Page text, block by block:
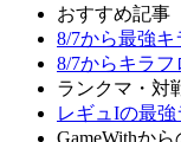
おすすめ記事
8/7から最強キ
8/7からキラフ
ランクマ・対
レギュIの最
GameWithか